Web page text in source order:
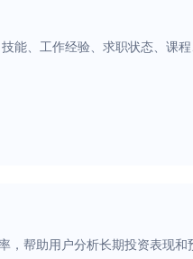
能、工作经验、求职状态、课
帮助用户分析长期投资表现和